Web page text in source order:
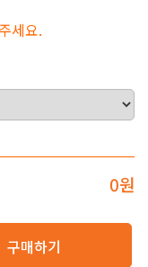
세요.
0원
구매하기